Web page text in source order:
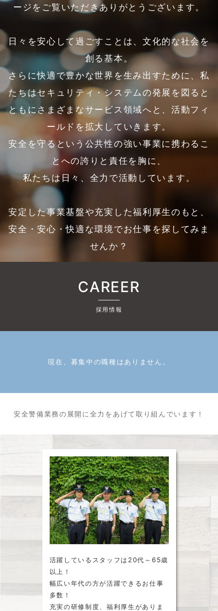
ージをご覧いただきありがとうございます。
日々を安心して過ごすことは、文化的な社会を
創る基本。
さらに快適で豊かな世界を生み出すために、私
たちはセキュリティ・システムの発展を図ると
ともにさまざまなサービス領域へと、活動フィ
ールドを拡大していきます。
安全を守るという公共性の強い事業に携わるこ
とへの誇りと責任を胸に、
私たちは日々、全力で活動しています。
安定した事業基盤や充実した福利厚生のもと、
安全・安心・快適な環境でお仕事を探してみま
せんか？
CAREER
採用情報
現在、募集中の職種はありません。
安全警備業務の展開に全力をあげて取り組んでいます！
活躍しているスタッフは20代～65歳
以上！
幅広い年代の方が活躍できるお仕事
多数！
充実の研修制度、福利厚生がありま